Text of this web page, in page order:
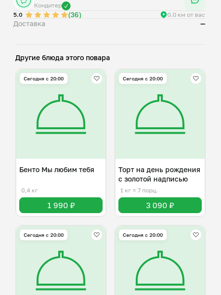
молоко, сода, растительное масло, разрыхлитель, мед,
белый шоколад, сливочное масло, творожный сыр,
краситель.
цедра апельсина, сок апельсина, грецкий орех,
Кондитер
5.0
(36) 0.0 км от вас
Доставка —
Другие блюда этого повара
Сегодня с 20:00
Бенто Мы любим тебя
0,4 кг
1 990 ₽
Сегодня с 20:00
Торт на день рождения
с золотой надписью
1 кг ≈ 7 порц.
3 090 ₽
Сегодня с 20:00 Сегодня с 20:00